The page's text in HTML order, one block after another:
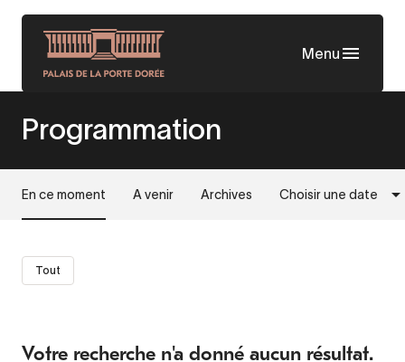
Aller
contenu
principal
Menu
Programmation
En ce moment A venir Archives Choisir une date
Tout
Votre recherche n'a donné aucun résultat.